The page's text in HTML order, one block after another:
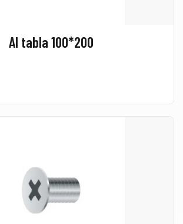
Al tabla 100*200